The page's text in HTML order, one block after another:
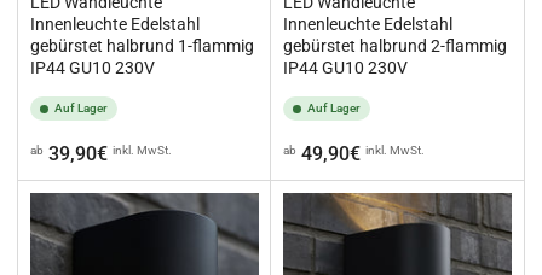
Innenleuchte Edelstahl
gebürstet halbrund 1-flammig
IP44 GU10 230V
Auf Lager
Normaler
Preis
ab 39,90€ inkl. MwSt.
Innenleuchte Edelstahl
gebürstet halbrund 2-flammig
IP44 GU10 230V
Auf Lager
Normaler
Preis
ab 49,90€ inkl. MwSt.